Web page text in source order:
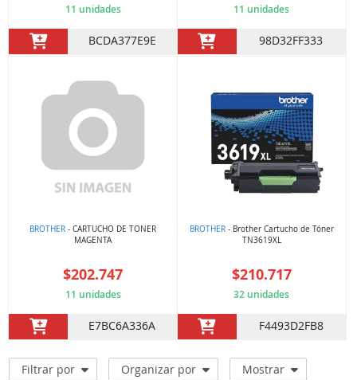
11 unidades
BCDA377E9E
11 unidades
98D32FF333
BROTHER - CARTUCHO DE TONER
MAGENTA
$202.747
11 unidades
E7BC6A336A
BROTHER- Brother Cartucho de Tóner
TN3619XL
$210.717
32 unidades
F4493D2FB8
Filtrar por Organizar por
Mostrar